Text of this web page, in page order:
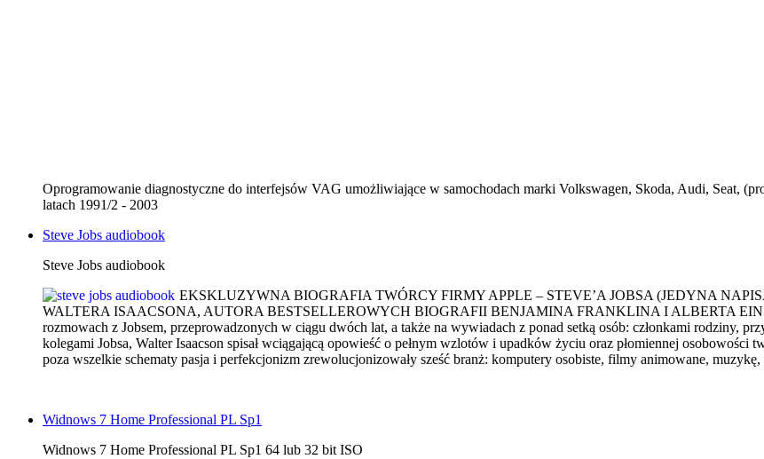
Oprogramowanie diagnostyczne do interfejsów VAG umożliwiające w samochodach marki Volkswagen, Skoda, Audi, Seat,
latach 1991/2 - 2003
Steve Jobs audiobook
Steve Jobs audiobook
EKSKLUZYWNA BIOGRAFIA TWÓRCY FIRMY APPLE – STEVE’A JOBSA (JEDYNA
WALTERA ISAACSONA, AUTORA BESTSELLEROWYCH BIOGRAFII BENJAMINA FRANKLINA I ALBERTA
rozmowach z Jobsem, przeprowadzonych w ciągu dwóch lat, a także na wywiadach z ponad setką osób: członkami rodziny,
kolegami Jobsa, Walter Isaacson spisał wciągającą opowieść o pełnym wzlotów i upadków życiu oraz płomiennej osobowości
poza wszelkie schematy pasja i perfekcjonizm zrewolucjonizowały sześć branż: komputery osobiste, filmy animowane,
Widnows 7 Home Professional PL Sp1
Widnows 7 Home Professional PL Sp1 64 lub 32 bit ISO